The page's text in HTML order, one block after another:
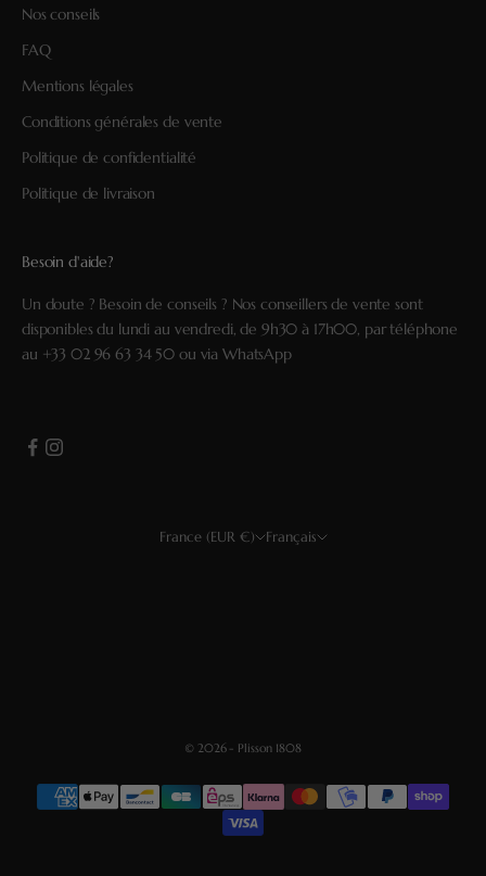
Nos conseils
FAQ
Mentions légales
Conditions générales de vente
Politique de confidentialité
Politique de livraison
Besoin d'aide?
Un doute ? Besoin de conseils ? Nos conseillers de vente sont
disponibles du lundi au vendredi, de 9h30 à 17h00, par téléphone
au +33 02 96 63 34 50 ou via WhatsApp
France (EUR €) Français
© 2026 - Plisson 1808